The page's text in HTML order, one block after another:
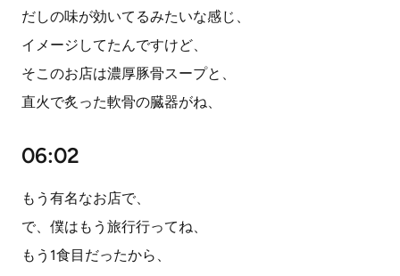
だしの味が効いてるみたいな感じ、
イメージしてたんですけど、
そこのお店は濃厚豚骨スープと、
直火で炙った軟骨の臓器がね、
06:02
もう有名なお店で、
で、僕はもう旅行行ってね、
もう1食目だったから、